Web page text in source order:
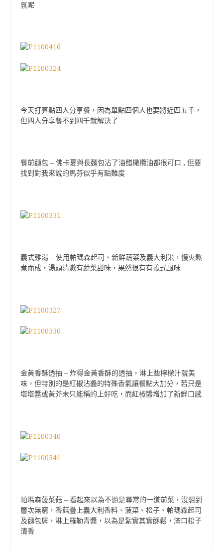
氛呢
今天打算點四人分享餐，因為單點四個人也要將近四五千，
但四人分享餐不到四千就解決了
餐前麵包 – 佛卡夏與長麵包沾了油醋橄欖油都很可口 , 但要
找到對我來說的馬芬似乎有點難度
義式雞湯 – 使用帕瑪森起司、新鮮蔬菜及義大利米，慢火熬
煮而成，湯頭清澈有蔬菜甜味，果然很有有義式風味
金黃香酥透抽 – 炸得金黃香酥的透抽，淋上些檸檬汁就美
味，但特別的是紅椒沾醬的特殊香氣讓餐點大加分，若只是
塔塔醬或黃芥末只能稱的上好吃，而紅椒醬增加了新鮮口感
帕瑪森菠菜菇 – 看起來以為不過是尋常的一道前菜，沒想到
層次無窮，香菇疊上義大利香料、菠菜、松子、帕瑪森起司
及麵包屑，淋上羅勒青醬，以為是紮實其實酥鬆，滿口松子
清香